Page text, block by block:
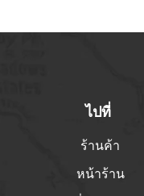
ไปที่
ร้านค้า
หน้าร้าน